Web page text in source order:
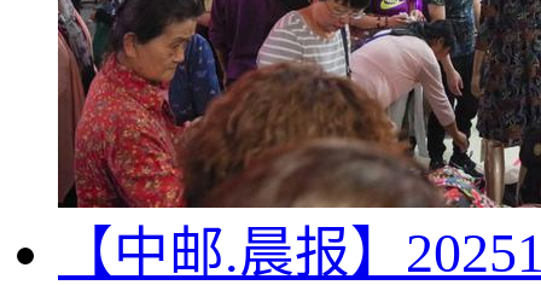
【中邮.晨报】